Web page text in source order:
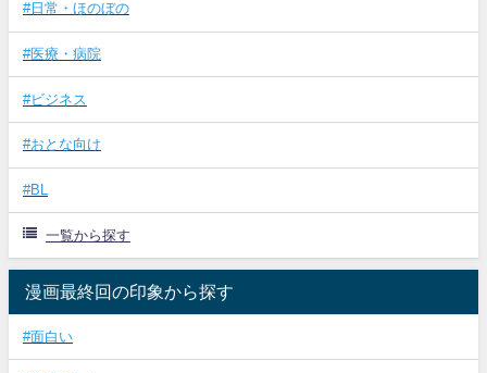
#日常・ほのぼの
#医療・病院
#ビジネス
#おとな向け
#BL
一覧から探す
漫画最終回の印象から探す
#面白い